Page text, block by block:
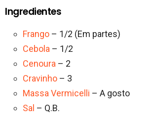
Ingredientes
Frango – 1/2 (Em partes)
Cebola – 1/2
Cenoura – 2
Cravinho – 3
Massa Vermicelli – A gosto
Sal – Q.B.